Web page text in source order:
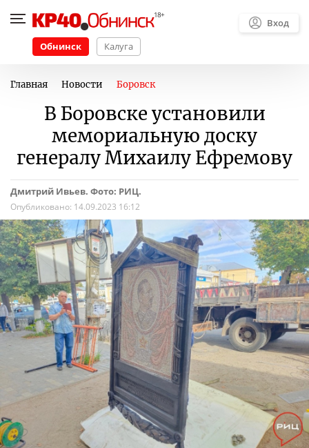
Обнинск Калуга
Вход
Главная Новости Боровск
В Боровске установили
мемориальную доску
генералу Михаилу Ефремову
Дмитрий Ивьев. Фото: РИЦ.
Опубликовано: 14.09.2023 16:12